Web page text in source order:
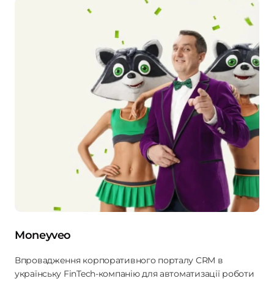
Moneyveo
Впровадження корпоративного порталу CRM в
українську FinTech-компанію для автоматизації роботи